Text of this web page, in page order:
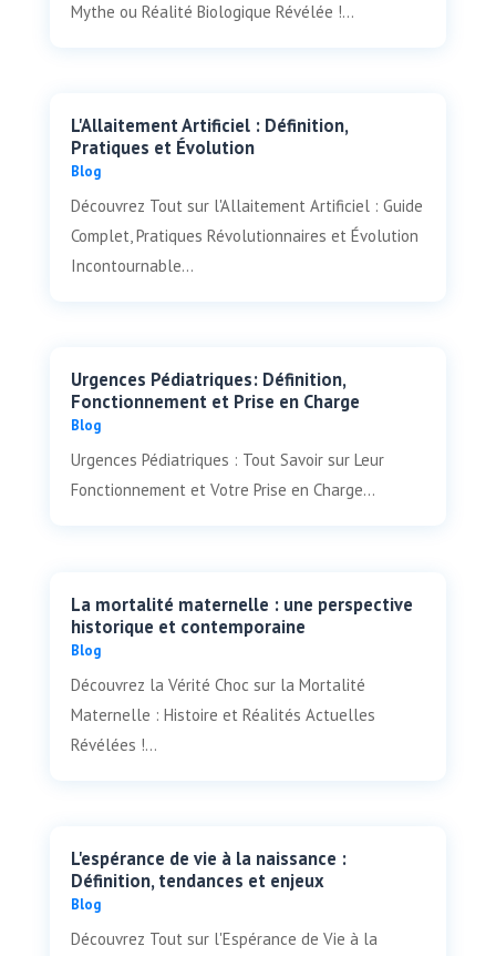
Mythe ou Réalité Biologique Révélée !...
L'Allaitement Artificiel : Définition,
Pratiques et Évolution
Blog
Découvrez Tout sur l'Allaitement Artificiel : Guide
Complet, Pratiques Révolutionnaires et Évolution
Incontournable...
Urgences Pédiatriques: Définition,
Fonctionnement et Prise en Charge
Blog
Urgences Pédiatriques : Tout Savoir sur Leur
Fonctionnement et Votre Prise en Charge...
La mortalité maternelle : une perspective
historique et contemporaine
Blog
Découvrez la Vérité Choc sur la Mortalité
Maternelle : Histoire et Réalités Actuelles
Révélées !...
L'espérance de vie à la naissance :
Définition, tendances et enjeux
Blog
Découvrez Tout sur l'Espérance de Vie à la